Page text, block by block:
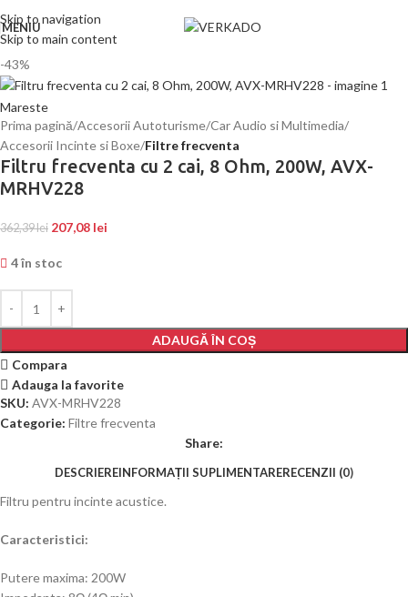
Skip to navigation
Skip to main content
MENIU
-43%
Mareste
Prima pagină Accesorii Autoturisme Car Audio si Multimedia
Accesorii Incinte si Boxe Filtre frecventa
Filtru frecventa cu 2 cai, 8 Ohm, 200W, AVX-
MRHV228
362,39lei 207,08 lei
4 în stoc
ADAUGĂ ÎN COȘ
Compara
Adauga la favorite
SKU: AVX-MRHV228
Categorie: Filtre frecventa
Share:
DESCRIEREINFORMAȚII SUPLIMENTARERECENZII (0)
Filtru pentru incinte acustice.
Caracteristici:
Putere maxima: 200W